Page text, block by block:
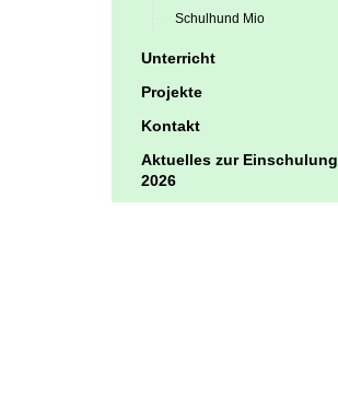
Schulhund Mio
Unterricht
Projekte
Kontakt
Aktuelles zur Einschulung
2026